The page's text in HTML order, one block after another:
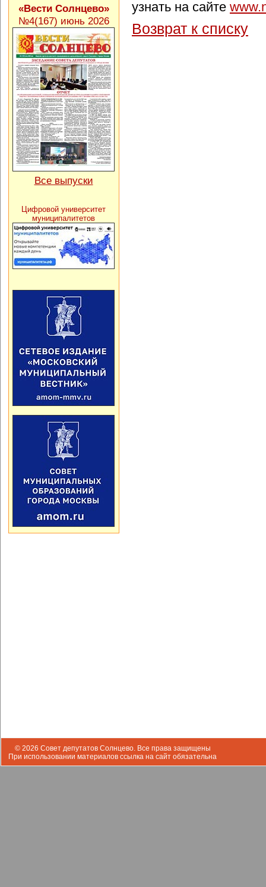
узнать на сайте
Возврат к списку
«Вести Солнцево»
№4(167) июнь 2026
Все выпуски
Цифровой университет
муниципалитетов
© 2026 Совет депутатов Солнцево. Все права защищены
При использовании материалов ссылка на сайт обязательна